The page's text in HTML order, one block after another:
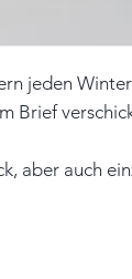
jeden
Brief
aber auch